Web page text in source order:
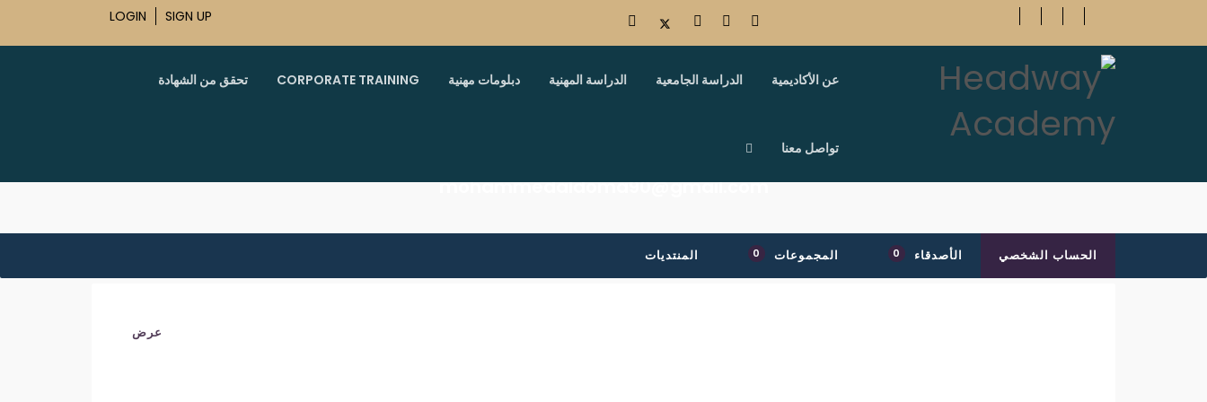
LOGIN SIGN UP
عن الأكاديمية الدراسة الجامعية الدراسة المهنية دبلومات مهنية CORPORATE TRAINING تحقق من الشهادة
تواصل معنا
mohammedaldoma90@gmail.com
الحساب الشخصي الأصدقاء 0 المجموعات 0 المنتديات
عرض